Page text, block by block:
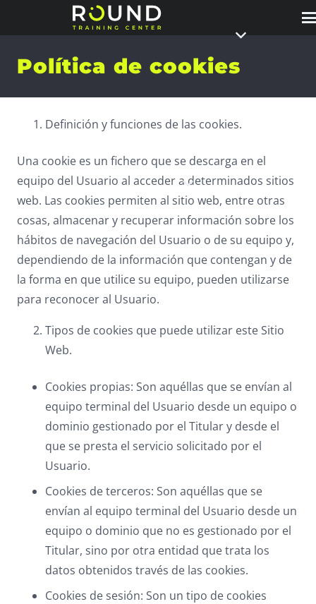
Política de cookies
Definición y funciones de las cookies.
Una cookie es un fichero que se descarga en el
equipo del Usuario al acceder a determinados sitios
web. Las cookies permiten al sitio web, entre otras
cosas, almacenar y recuperar información sobre los
hábitos de navegación del Usuario o de su equipo y,
dependiendo de la información que contengan y de
la forma en que utilice su equipo, pueden utilizarse
para reconocer al Usuario.
Tipos de cookies que puede utilizar este Sitio
Web.
Cookies propias: Son aquéllas que se envían al
equipo terminal del Usuario desde un equipo o
dominio gestionado por el Titular y desde el
que se presta el servicio solicitado por el
Usuario.
Cookies de terceros: Son aquéllas que se
envían al equipo terminal del Usuario desde un
equipo o dominio que no es gestionado por el
Titular, sino por otra entidad que trata los
datos obtenidos través de las cookies.
Cookies de sesión: Son un tipo de cookies